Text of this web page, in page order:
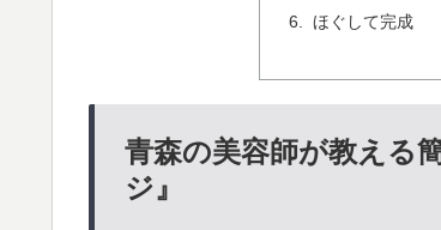
ほぐして完成
青森の美容師が教える
ジ』